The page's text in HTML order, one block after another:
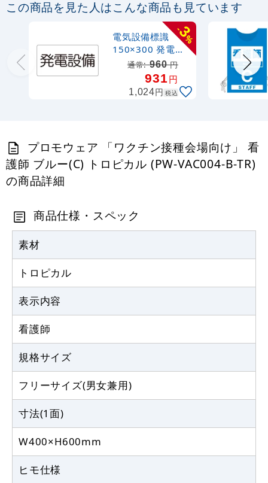
この商品を見た人はこんな商品も見ています
-
3
%
電気設備標識
150×300 発電設
備 ゴムマグネッ
ト (828-912)
通常:960円
931円
1,024円 税込
プロモウェア 「ワクチン接種会場向け」 看
護師 ブルー(C) トロピカル (PW-VAC004-B-TR)
の商品詳細
商品仕様・スペック
素材
トロピカル
表示内容
看護師
規格サイズ
フリーサイズ(男女兼用)
寸法(1面)
W400×H600mm
ヒモ仕様